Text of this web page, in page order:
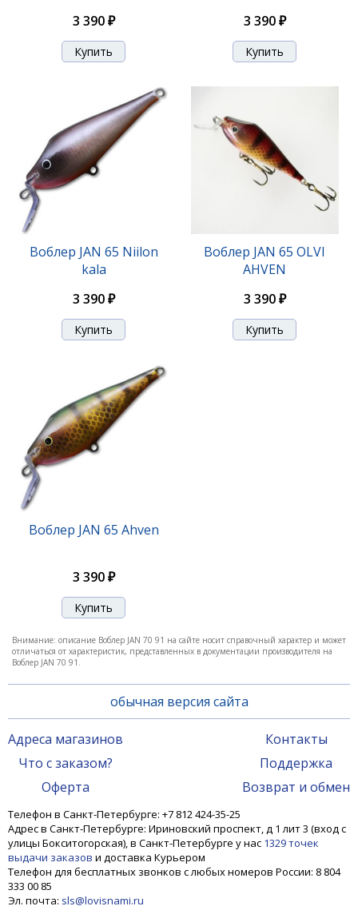
3 390 ₽
3 390 ₽
Воблер JAN 65 Niilon
kala
3 390 ₽
Воблер JAN 65 OLVI
AHVEN
3 390 ₽
Воблер JAN 65 Ahven
3 390 ₽
Внимание: описание Воблер JAN 70 91 на сайте носит справочный характер и может
отличаться от характеристик, представленных в документации производителя на
Воблер JAN 70 91.
обычная версия сайта
Адреса магазинов
Что с заказом?
Оферта
Контакты
Поддержка
Возврат и обмен
Телефон в Санкт-Петербурге: +7 812 424-35-25
Адрес в Санкт-Петербурге: Ириновский проспект, д 1 лит 3 (вход с
улицы Бокситогорская), в Санкт-Петербурге у нас 1329 точек
выдачи заказов и доставка Курьером
Телефон для бесплатных звонков с любых номеров России: 8 804
333 00 85
Эл. почта: sls@lovisnami.ru